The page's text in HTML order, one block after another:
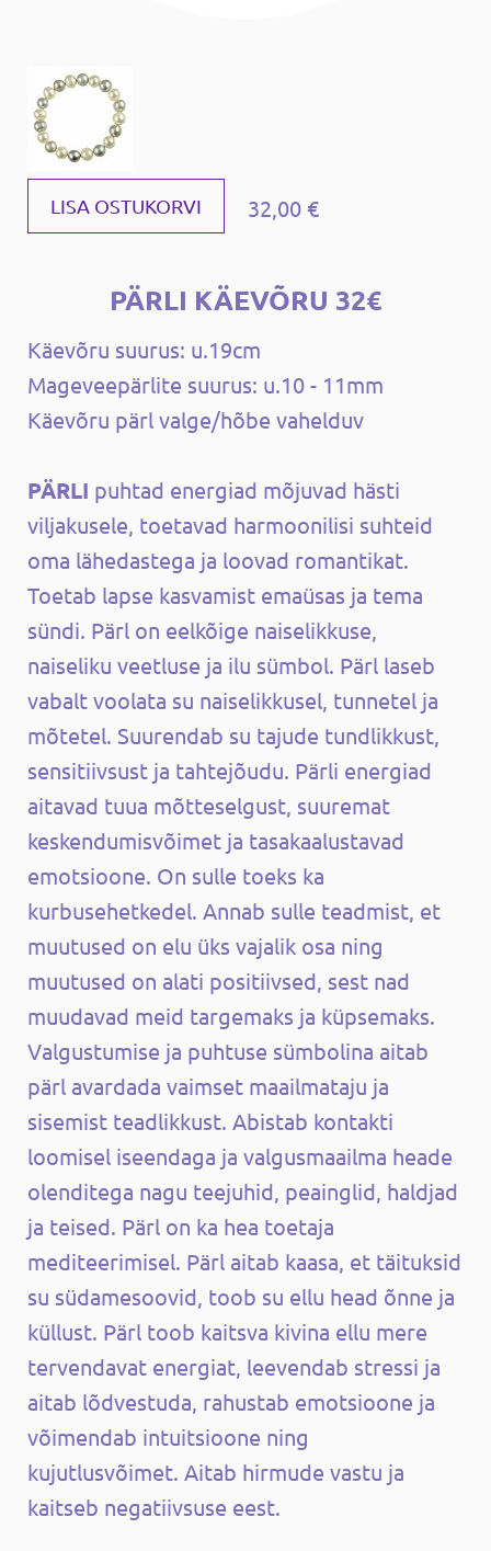
LISA OSTUKORVI 32,00 €
PÄRLI KÄEVÕRU 32€
Käevõru suurus: u.19cm
Mageveepärlite suurus: u.10 - 11mm
Käevõru pärl valge/hõbe vahelduv
PÄRLI puhtad energiad mõjuvad hästi
viljakusele, toetavad harmoonilisi suhteid
oma lähedastega ja loovad romantikat.
Toetab lapse kasvamist emaüsas ja tema
sündi. Pärl on eelkõige naiselikkuse,
naiseliku veetluse ja ilu sümbol. Pärl laseb
vabalt voolata su naiselikkusel, tunnetel ja
mõtetel. Suurendab su tajude tundlikkust,
sensitiivsust ja tahtejõudu. Pärli energiad
aitavad tuua mõtteselgust, suuremat
keskendumisvõimet ja tasakaalustavad
emotsioone. On sulle toeks ka
kurbusehetkedel. Annab sulle teadmist, et
muutused on elu üks vajalik osa ning
muutused on alati positiivsed, sest nad
muudavad meid targemaks ja küpsemaks.
Valgustumise ja puhtuse sümbolina aitab
pärl avardada vaimset maailmataju ja
sisemist teadlikkust. Abistab kontakti
loomisel iseendaga ja valgusmaailma heade
olenditega nagu teejuhid, peainglid, haldjad
ja teised. Pärl on ka hea toetaja
mediteerimisel. Pärl aitab kaasa, et täituksid
su südamesoovid, toob su ellu head õnne ja
küllust. Pärl toob kaitsva kivina ellu mere
tervendavat energiat, leevendab stressi ja
aitab lõdvestuda, rahustab emotsioone ja
võimendab intuitsioone ning
kujutlusvõimet. Aitab hirmude vastu ja
kaitseb negatiivsuse eest.